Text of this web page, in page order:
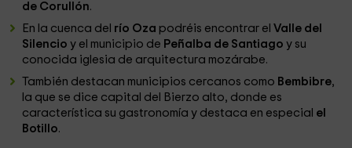
de Corullón.
En la cuenca del río Oza podréis encontrar elValle del
Silencio y el municipio de Peñalba de Santiago y su
conocida iglesia de arquitectura mozárabe.
También destacan municipios cercanos como Bembibre,
la que se dice capital del Bierzo alto, donde es
característica su gastronomía y destaca en especial el
Botillo.